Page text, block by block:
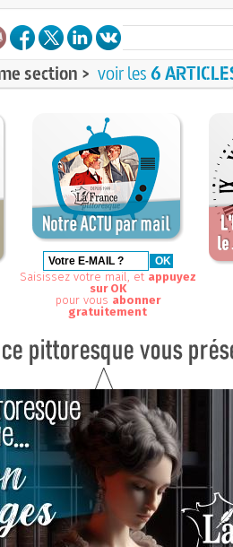
section > voir les6
Saisissez votre mail, et appuyez
sur OK
pour vous abonner
gratuitement